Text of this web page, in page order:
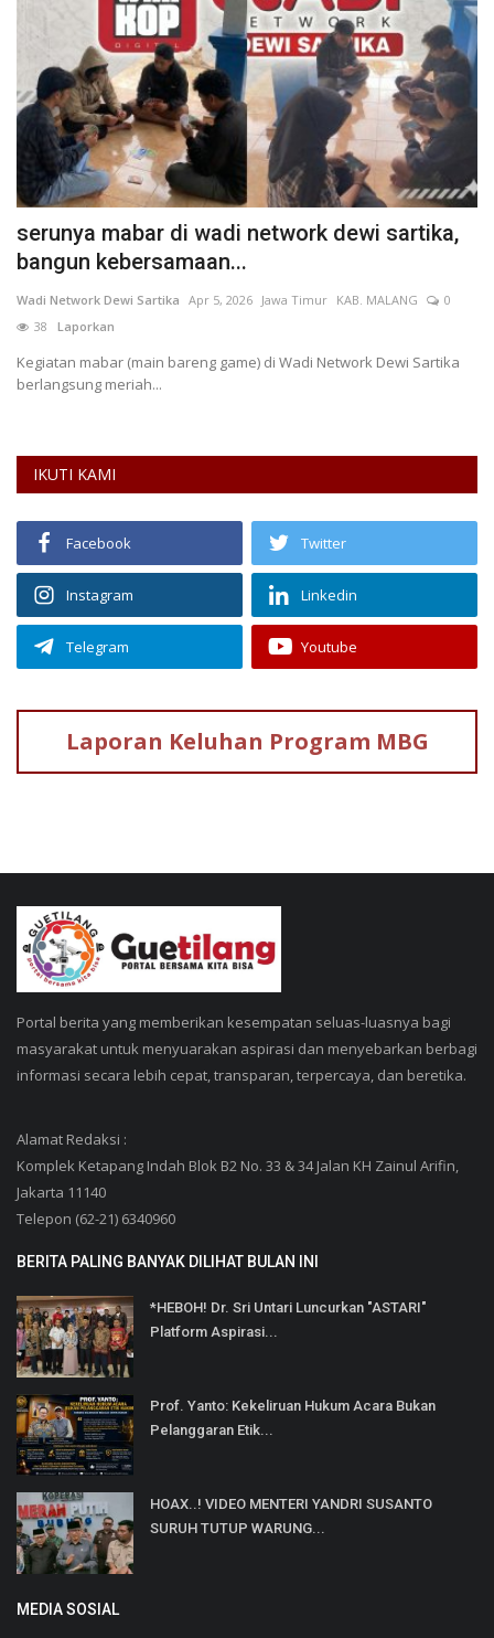
serunya mabar di wadi network dewi sartika,
bangun kebersamaan...
Wadi Network Dewi Sartika Apr 5, 2026 Jawa Timur KAB. MALANG
0
38 Laporkan
Kegiatan mabar (main bareng game) di Wadi Network Dewi Sartika
berlangsung meriah...
IKUTI KAMI
Facebook Twitter
Instagram Linkedin
Telegram Youtube
Laporan Keluhan Program MBG
Portal berita yang memberikan kesempatan seluas-luasnya bagi
masyarakat untuk menyuarakan aspirasi dan menyebarkan berbagi
informasi secara lebih cepat, transparan, terpercaya, dan beretika.
Alamat Redaksi :
Komplek Ketapang Indah Blok B2 No. 33 & 34 Jalan KH Zainul Arifin,
Jakarta 11140
Telepon (62-21) 6340960
BERITA PALING BANYAK DILIHAT BULAN INI
*HEBOH! Dr. Sri Untari Luncurkan "ASTARI"
Platform Aspirasi...
Prof. Yanto: Kekeliruan Hukum Acara Bukan
Pelanggaran Etik...
HOAX..! VIDEO MENTERI YANDRI SUSANTO
SURUH TUTUP WARUNG...
MEDIA SOSIAL